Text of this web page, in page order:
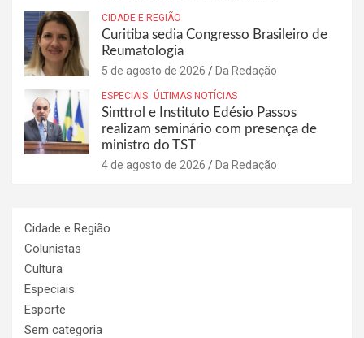
CIDADE E REGIÃO
Curitiba sedia Congresso Brasileiro de
Reumatologia
5 de agosto de 2026 Da Redação
ESPECIAIS ÚLTIMAS NOTÍCIAS
Sinttrol e Instituto Edésio Passos
realizam seminário com presença de
ministro do TST
4 de agosto de 2026 Da Redação
Cidade e Região
Colunistas
Cultura
Especiais
Esporte
Sem categoria